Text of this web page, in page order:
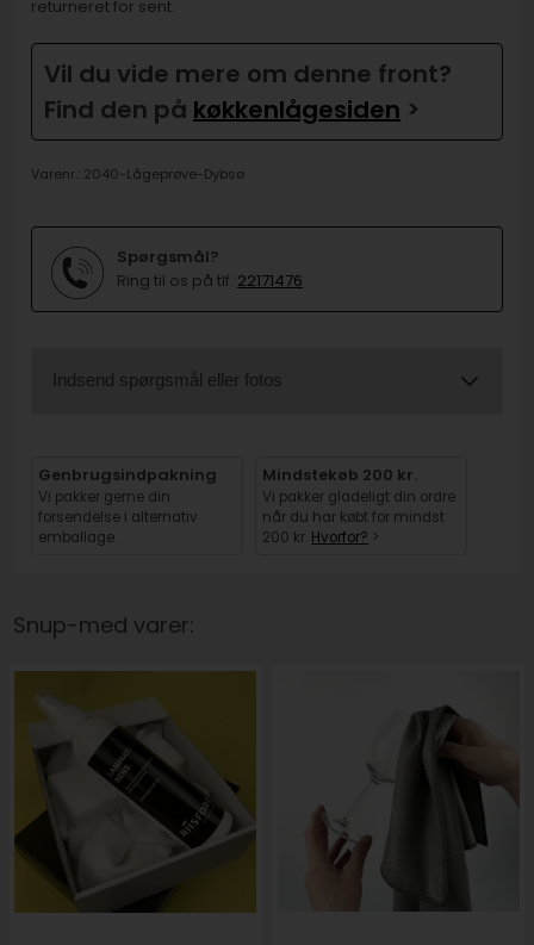
returneret for sent.
Vil du vide mere om denne front?
Find den på køkkenlågesiden >
Varenr.: 2040-Lågeprøve-Dybsø
Spørgsmål?
Ring til os på tlf. 22171476
Indsend spørgsmål eller fotos
Genbrugsindpakning
Vi pakker gerne din
forsendelse i alternativ
emballage.
Mindstekøb 200 kr.
Vi pakker gladeligt din ordre
når du har købt for mindst
200 kr. Hvorfor? >
Snup-med varer: